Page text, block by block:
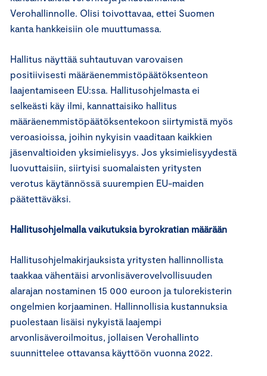
Verohallinnolle. Olisi toivottavaa, ettei Suomen
kanta hankkeisiin ole muuttumassa.
Hallitus näyttää suhtautuvan varovaisen
positiivisesti määräenemmistöpäätöksenteon
laajentamiseen EU:ssa. Hallitusohjelmasta ei
selkeästi käy ilmi, kannattaisiko hallitus
määräenemmistöpäätöksentekoon siirtymistä myös
veroasioissa, joihin nykyisin vaaditaan kaikkien
jäsenvaltioiden yksimielisyys. Jos yksimielisyydestä
luovuttaisiin, siirtyisi suomalaisten yritysten
verotus käytännössä suurempien EU-maiden
päätettäväksi.
Hallitusohjelmalla vaikutuksia byrokratian määrään
Hallitusohjelmakirjauksista yritysten hallinnollista
taakkaa vähentäisi arvonlisäverovelvollisuuden
alarajan nostaminen 15 000 euroon ja tulorekisterin
ongelmien korjaaminen. Hallinnollisia kustannuksia
puolestaan lisäisi nykyistä laajempi
arvonlisäveroilmoitus, jollaisen Verohallinto
suunnittelee ottavansa käyttöön vuonna 2022.